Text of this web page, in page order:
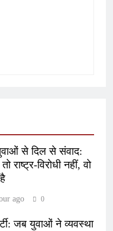
से दिल से संवाद:
राष्ट्र-विरोधी नहीं, वो
ago 0
जब युवाओं ने व्यवस्था